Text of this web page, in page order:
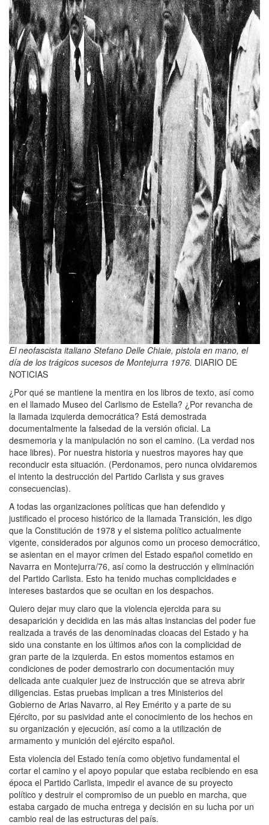
El neofascista italiano Stefano Delle Chiaie, pistola en mano, el
día de los trágicos sucesos de Montejurra 1976. DIARIO DE
NOTICIAS
¿Por qué se mantiene la mentira en los libros de texto, así como
en el llamado Museo del Carlismo de Estella? ¿Por revancha de
la llamada izquierda democrática? Está demostrada
documentalmente la falsedad de la versión oficial. La
desmemoria y la manipulación no son el camino. (La verdad nos
hace libres). Por nuestra historia y nuestros mayores hay que
reconducir esta situación. (Perdonamos, pero nunca olvidaremos
el intento la destrucción del Partido Carlista y sus graves
consecuencias).
A todas las organizaciones políticas que han defendido y
justificado el proceso histórico de la llamada Transición, les digo
que la Constitución de 1978 y el sistema político actualmente
vigente, considerados por algunos como un proceso democrático,
se asientan en el mayor crimen del Estado español cometido en
Navarra en Montejurra/76, así como la destrucción y eliminación
del Partido Carlista. Esto ha tenido muchas complicidades e
intereses bastardos que se ocultan en los despachos.
Quiero dejar muy claro que la violencia ejercida para su
desaparición y decidida en las más altas instancias del poder fue
realizada a través de las denominadas cloacas del Estado y ha
sido una constante en los últimos años con la complicidad de
gran parte de la izquierda. En estos momentos estamos en
condiciones de poder demostrarlo con documentación muy
delicada ante cualquier juez de instrucción que se atreva abrir
diligencias. Estas pruebas implican a tres Ministerios del
Gobierno de Arias Navarro, al Rey Emérito y a parte de su
Ejército, por su pasividad ante el conocimiento de los hechos en
su organización y ejecución, así como a la utilización de
armamento y munición del ejército español.
Esta violencia del Estado tenía como objetivo fundamental el
cortar el camino y el apoyo popular que estaba recibiendo en esa
época el Partido Carlista, impedir el avance de su proyecto
político y destruir el compromiso de un pueblo en marcha, que
estaba cargado de mucha entrega y decisión en su lucha por un
cambio real de las estructuras del país.